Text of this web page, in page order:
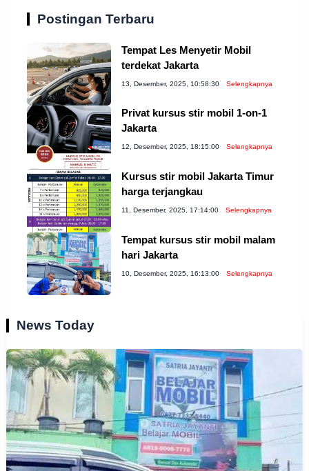
Postingan Terbaru
Tempat Les Menyetir Mobil
terdekat Jakarta
13, Desember, 2025, 10:58:30 Selengkapnya
Privat kursus stir mobil 1-on-1
Jakarta
12, Desember, 2025, 18:15:00 Selengkapnya
Kursus stir mobil Jakarta Timur
harga terjangkau
11, Desember, 2025, 17:14:00 Selengkapnya
Tempat kursus stir mobil malam
hari Jakarta
10, Desember, 2025, 16:13:00 Selengkapnya
News Today